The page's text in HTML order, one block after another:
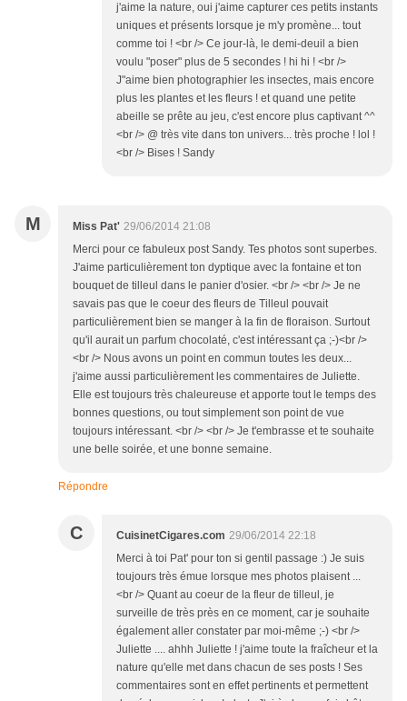
j'aime la nature, oui j'aime capturer ces petits instants
uniques et présents lorsque je m'y promène... tout
comme toi ! <br /> Ce jour-là, le demi-deuil a bien
voulu "poser" plus de 5 secondes ! hi hi ! <br />
J"aime bien photographier les insectes, mais encore
plus les plantes et les fleurs ! et quand une petite
abeille se prête au jeu, c'est encore plus captivant ^^
<br /> @ très vite dans ton univers... très proche ! lol !
<br /> Bises ! Sandy
M Miss Pat' 29/06/2014 21:08
Merci pour ce fabuleux post Sandy. Tes photos sont superbes.
J'aime particulièrement ton dyptique avec la fontaine et ton
bouquet de tilleul dans le panier d'osier. <br /> <br /> Je ne
savais pas que le coeur des fleurs de Tilleul pouvait
particulièrement bien se manger à la fin de floraison. Surtout
qu'il aurait un parfum chocolaté, c'est intéressant ça ;-)<br />
<br /> Nous avons un point en commun toutes les deux...
j'aime aussi particulièrement les commentaires de Juliette.
Elle est toujours très chaleureuse et apporte tout le temps des
bonnes questions, ou tout simplement son point de vue
toujours intéressant. <br /> <br /> Je t'embrasse et te souhaite
une belle soirée, et une bonne semaine.
Répondre
C CuisinetCigares.com 29/06/2014 22:18
Merci à toi Pat' pour ton si gentil passage :) Je suis
toujours très émue lorsque mes photos plaisent ...
<br /> Quant au coeur de la fleur de tilleul, je
surveille de très près en ce moment, car je souhaite
également aller constater par moi-même ;-) <br />
Juliette .... ahhh Juliette ! j'aime toute la fraîcheur et la
nature qu'elle met dans chacun de ses posts ! Ses
commentaires sont en effet pertinents et permettent